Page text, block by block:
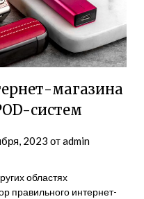
магазина
систем
2023 отadmin
областях
правильного интернет-